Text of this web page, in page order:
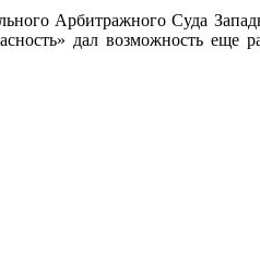
Арбитражного Суда
дал возможность еще